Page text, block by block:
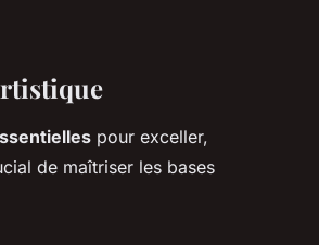
pour exceller,
de maîtriser les bases